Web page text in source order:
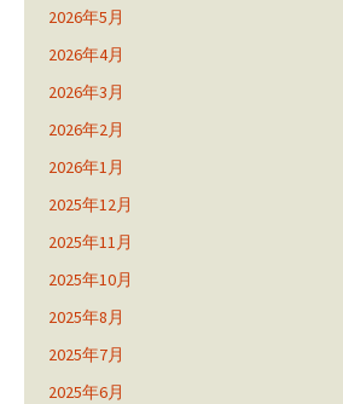
2026年5月
2026年4月
2026年3月
2026年2月
2026年1月
2025年12月
2025年11月
2025年10月
2025年8月
2025年7月
2025年6月